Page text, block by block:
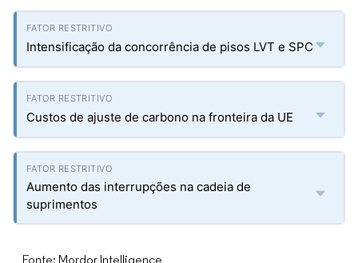
Intensificação da concorrência de pisos LVT e SPC
Custos de ajuste de carbono na fronteira da UE
Aumento das interrupções na cadeia de
suprimentos
Fonte: Mordor Intelligence